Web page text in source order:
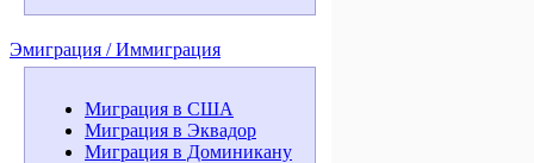
Эмиграция / Иммиграция
Миграция в США
Миграция в Эквадор
Миграция в Доминикану